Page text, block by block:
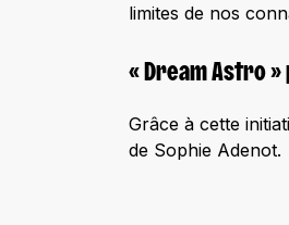
limites de nos
« Dream Astro
Grâce à cette
de Sophie Adenot.